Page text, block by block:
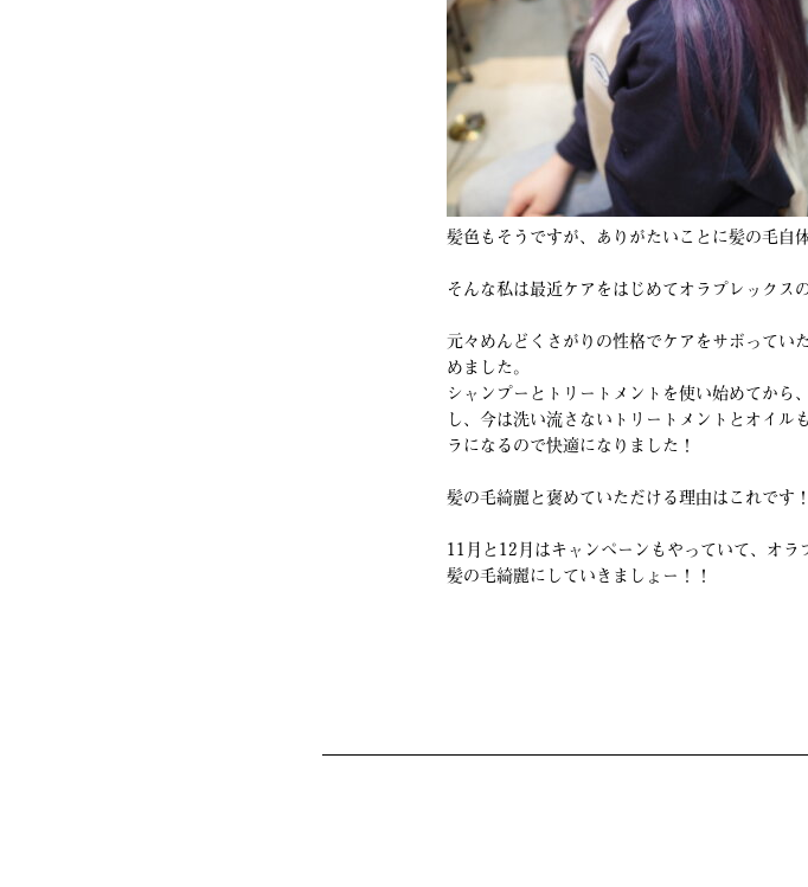
髪色もそうですが、ありがたいことに髪の毛自
そんな私は最近ケアをはじめてオラプレックス
元々めんどくさがりの性格でケアをサボってい
めました。
シャンプーとトリートメントを使い始めてか
し、今は洗い流さないトリートメントとオイ
ラになるので快適になりました！
髪の毛綺麗と褒めていただける理由はこれです
11月と12月はキャンペーンもやっていて、オ
髪の毛綺麗にしていきましょー！！